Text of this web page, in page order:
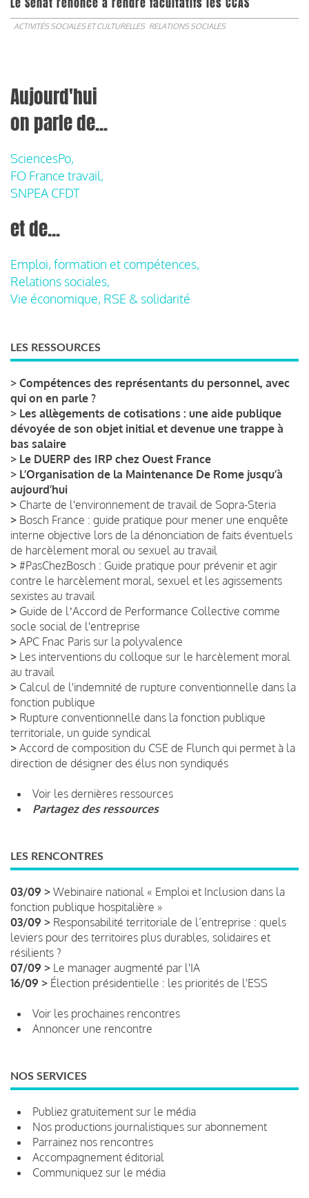
ACTIVITÉS SOCIALES ET CULTURELLES RELATIONS SOCIALES
Aujourd'hui
on parle de...
SciencesPo,
FO France travail,
SNPEA CFDT
et de...
Emploi, formation et compétences,
Relations sociales,
Vie économique, RSE & solidarité
LES RESSOURCES
> Compétences des représentants du personnel, avec
qui on en parle ?
> Les allègements de cotisations : une aide publique
dévoyée de son objet initial et devenue une trappe à
bas salaire
> Le DUERP des IRP chez Ouest France
> L’Organisation de la Maintenance De Rome jusqu’à
aujourd’hui
> Charte de l'environnement de travail de Sopra-Steria
> Bosch France : guide pratique pour mener une enquête
interne objective lors de la dénonciation de faits éventuels
de harcèlement moral ou sexuel au travail
> #PasChezBosch : Guide pratique pour prévenir et agir
contre le harcèlement moral, sexuel et les agissements
sexistes au travail
> Guide de lʼAccord de Performance Collective comme
socle social de l'entreprise
> APC Fnac Paris sur la polyvalence
> Les interventions du colloque sur le harcèlement moral
au travail
> Calcul de l'indemnité de rupture conventionnelle dans la
fonction publique
> Rupture conventionnelle dans la fonction publique
territoriale, un guide syndical
> Accord de composition du CSE de Flunch qui permet à la
direction de désigner des élus non syndiqués
Voir les dernières ressources
Partagez des ressources
LES RENCONTRES
03/09 > Webinaire national « Emploi et Inclusion dans la
fonction publique hospitalière »
03/09 > Responsabilité territoriale de l’entreprise : quels
leviers pour des territoires plus durables, solidaires et
résilients ?
07/09 > Le manager augmenté par l'IA
16/09 > Élection présidentielle : les priorités de l'ESS
Voir les prochaines rencontres
Annoncer une rencontre
NOS SERVICES
Publiez gratuitement sur le média
Nos productions journalistiques sur abonnement
Parrainez nos rencontres
Accompagnement éditorial
Communiquez sur le média